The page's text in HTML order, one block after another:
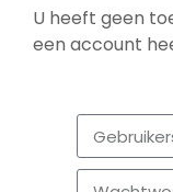
U heeft geen
een account